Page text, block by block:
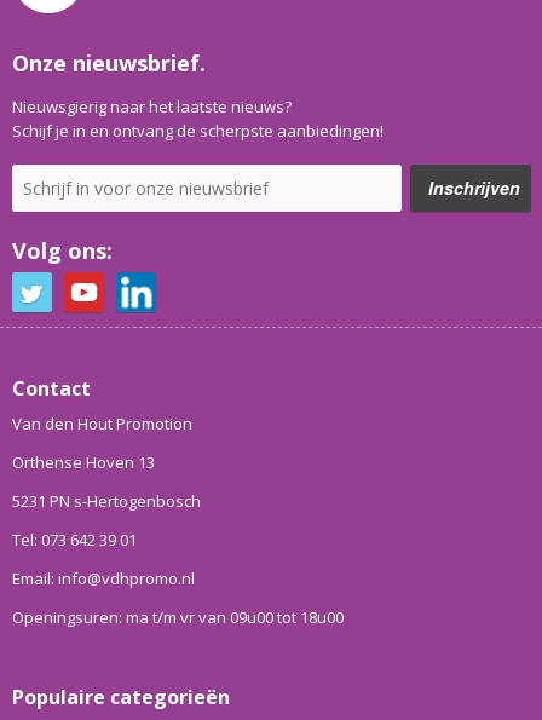
Onze nieuwsbrief.
Nieuwsgierig naar het laatste nieuws?
Schijf je in en ontvang de scherpste aanbiedingen!
Volg ons:
Contact
Van den Hout Promotion
Orthense Hoven 13
5231 PN s-Hertogenbosch
Tel: 073 642 39 01
Email: info@vdhpromo.nl
Openingsuren: ma t/m vr van 09u00 tot 18u00
Populaire categorieën